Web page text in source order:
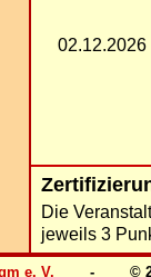
02.12.2026
Die
jeweils 3
e. V.
-